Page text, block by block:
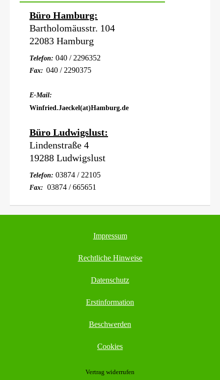
Büro Hamburg:
Bartholomäusstr. 104
22083 Hamburg
Telefon: 040 / 2296352
Fax: 040 / 2290375
E-Mail:
Winfried.Jaeckel(at)Hamburg.de
Büro Ludwigslust:
Lindenstraße 4
19288 Ludwigslust
Telefon: 03874 / 22105
Fax: 03874 / 665651
Impressum
Rechtliche Hinweise
Datenschutz
Erstinformation
Beschwerden
Cookies
Vertrag widerrufen